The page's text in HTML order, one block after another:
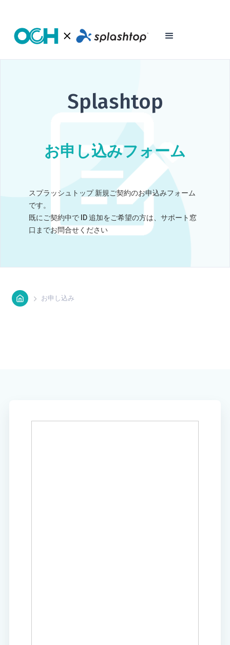
Splashtop
お申し込みフォーム
スプラッシュトップ 新規ご契約のお申込みフォーム
です。
既にご契約中で ID 追加をご希望の方は、サポート窓
口までお問合せください
お申し込み